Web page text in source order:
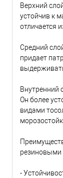
Верхний
устойчив к
отличается
Средний
придает
Внутренний
Он более
видами
резиновыми
-